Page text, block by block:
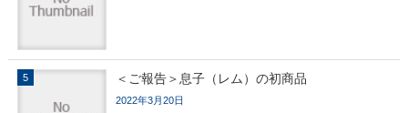
＜ご報告＞息子（レム）の初商品
2022年3月20日